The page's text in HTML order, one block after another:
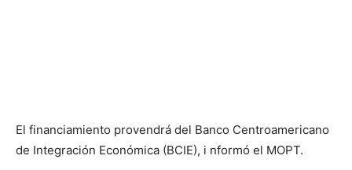
El financiamiento provendrá del Banco Centroamericano
de Integración Económica (BCIE), i nformó el MOPT.